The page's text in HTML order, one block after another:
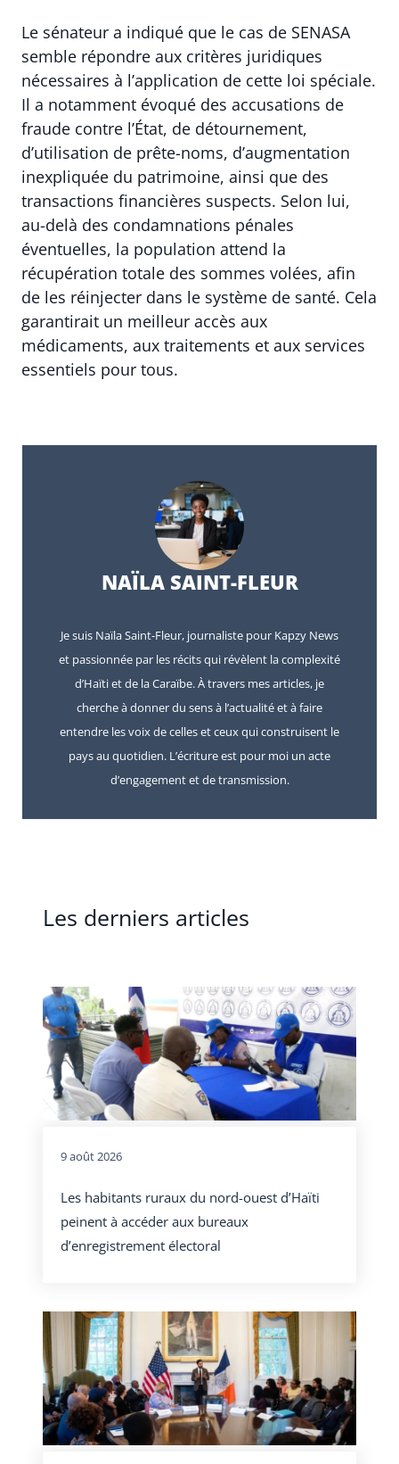
Le sénateur a indiqué que le cas de SENASA
semble répondre aux critères juridiques
nécessaires à l’application de cette loi spéciale.
Il a notamment évoqué des accusations de
fraude contre l’État, de détournement,
d’utilisation de prête-noms, d’augmentation
inexpliquée du patrimoine, ainsi que des
transactions financières suspects. Selon lui,
au-delà des condamnations pénales
éventuelles, la population attend la
récupération totale des sommes volées, afin
de les réinjecter dans le système de santé. Cela
garantirait un meilleur accès aux
médicaments, aux traitements et aux services
essentiels pour tous.
NAÏLA SAINT-FLEUR
Je suis Naïla Saint-Fleur, journaliste pour Kapzy News
et passionnée par les récits qui révèlent la complexité
d’Haïti et de la Caraïbe. À travers mes articles, je
cherche à donner du sens à l’actualité et à faire
entendre les voix de celles et ceux qui construisent le
pays au quotidien. L’écriture est pour moi un acte
d’engagement et de transmission.
Les derniers articles
9 août 2026
Les habitants ruraux du nord-ouest d’Haïti
peinent à accéder aux bureaux
d’enregistrement électoral